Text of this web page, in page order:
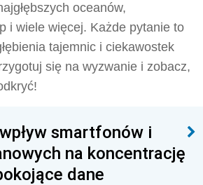
oceanów,
i wiele więcej. Każde pytanie to
tajemnic i ciekawostek
się na wyzwanie i zobacz,
smartfonów i
na koncentrację
dane